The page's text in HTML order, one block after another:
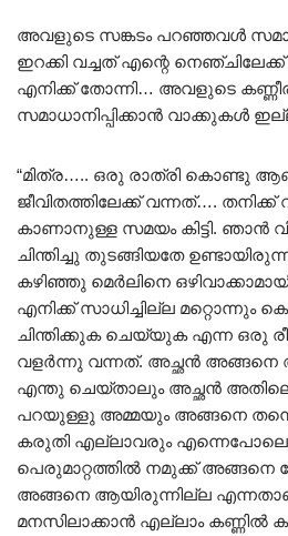
അവളുടെ സങ്കടം പറഞ്ഞവൾ
ഇറക്കി വച്ചത് എന്റെ
എനിക്ക് തോന്നി… അവളുടെ
സമാധാനിപ്പിക്കാൻ വാക്കുകൾ
“മിത്ര….. ഒരു രാത്രി കൊണ്ടു
ജീവിതത്തിലേക്ക് വന്നത്….
കാണാനുള്ള സമയം കിട്ടി. ഞാൻ
ചിന്തിച്ചു തുടങ്ങിയതേ
കഴിഞ്ഞു മെർലിനെ
എനിക്ക് സാധിച്ചില്ല മറ്റൊന്നും
ചിന്തിക്കുക ചെയ്യുക എന്ന ഒരു
വളർന്നു വന്നത്. അച്ഛൻ
എന്തു ചെയ്താലും അച്ഛൻ
പറയുള്ളു അമ്മയും അങ്ങനെ
കരുതി എല്ലാവരും
പെരുമാറ്റത്തിൽ നമുക്ക് അങ്ങനെ
അങ്ങനെ ആയിരുന്നില്ല
മനസിലാക്കാൻ എല്ലാം കണ്ണിൽ